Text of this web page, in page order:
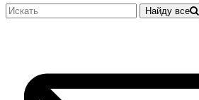
Найду все